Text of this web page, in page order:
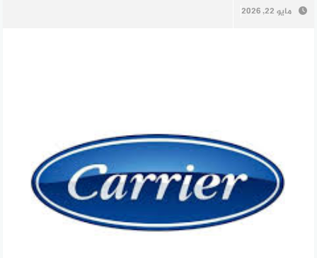
مايو 22, 2026